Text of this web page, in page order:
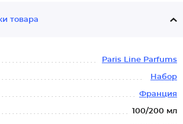
товара
Paris Line Parfums
Набор
Франция
100/200 мл